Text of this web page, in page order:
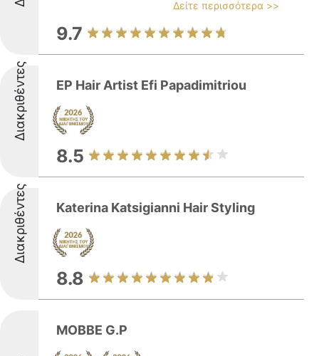
Δείτε περισσότερα >>
9.7
Διακριθέντες EP Hair Artist Efi Papadimitriou
8.5
Διακριθέντες Katerina Katsigianni Hair Styling
8.8
MOBBE G.P